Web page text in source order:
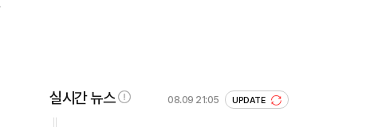
실시간 뉴스 08.09 21:05 UPDATE